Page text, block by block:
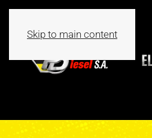
Skip to main content